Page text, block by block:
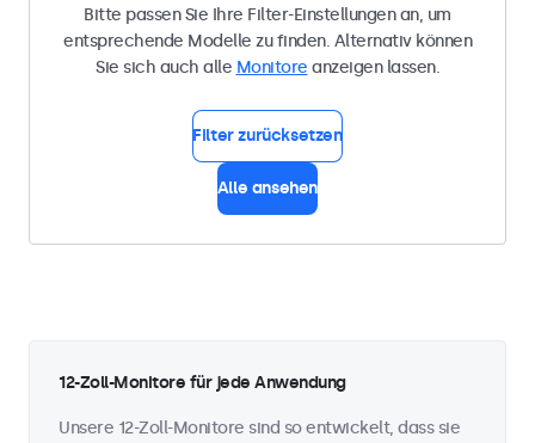
Bitte passen Sie Ihre Filter-Einstellungen an, um
entsprechende Modelle zu finden. Alternativ können
Sie sich auch alle Monitore anzeigen lassen.
Filter zurücksetzen
Alle ansehen
12-Zoll-Monitore für jede Anwendung
Unsere 12-Zoll-Monitore sind so entwickelt, dass sie